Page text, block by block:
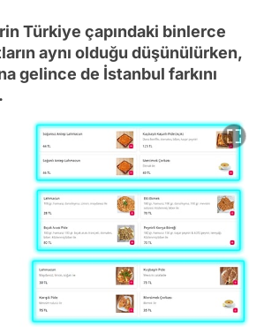
Türkiye çapındaki binlerce
aynı olduğu düşünülürken,
gelince de İstanbul farkını